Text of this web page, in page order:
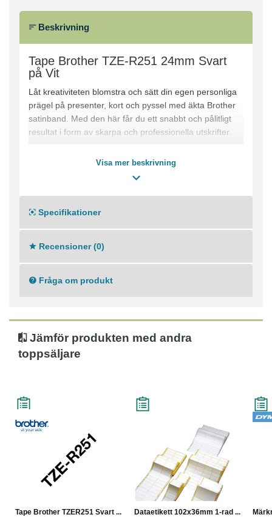
Beskrivning
Tape Brother TZE-R251 24mm Svart
på Vit
Låt kreativiteten blomstra och sätt din egen personliga
prägel på presenter, kort och pyssel med äkta Brother
satinband. Med den här får du ett snabbt och pålitligt
resultat i form av skarpa och professionella utskrifter.
eller TZe logotypen på kassettskyddet.
Brother originalkassett i hög kvalitet
Lättläst resultat
Visa mer beskrivning
Specifikationer
Recensioner (0)
Fråga om produkt
Jämför produkten med andra
toppsäljare
Tape Brother TZER251 Svart ... Dataetikett 102x36mm 1-rad ...